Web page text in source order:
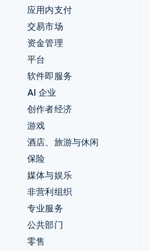
应用内支付
交易市场
资金管理
平台
软件即服务
AI 企业
创作者经济
游戏
酒店、旅游与休闲
保险
媒体与娱乐
非营利组织
专业服务
公共部门
零售